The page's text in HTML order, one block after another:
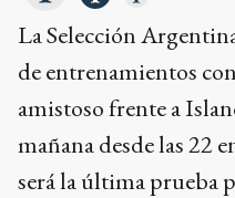
La Selección
de entrenamientos
amistoso frente a
mañana desde las 22
será la última prueba